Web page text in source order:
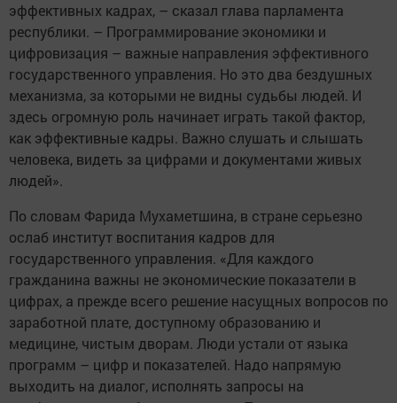
эффективных кадрах, – сказал глава парламента
республики. – Программирование экономики и
цифровизация – важные направления эффективного
государственного управления. Но это два бездушных
механизма, за которыми не видны судьбы людей. И
здесь огромную роль начинает играть такой фактор,
как эффективные кадры. Важно слушать и слышать
человека, видеть за цифрами и документами живых
людей».
По словам Фарида Мухаметшина, в стране серьезно
ослаб институт воспитания кадров для
государственного управления. «Для каждого
гражданина важны не экономические показатели в
цифрах, а прежде всего решение насущных вопросов по
заработной плате, доступному образованию и
медицине, чистым дворам. Люди устали от языка
программ – цифр и показателей. Надо напрямую
выходить на диалог, исполнять запросы на